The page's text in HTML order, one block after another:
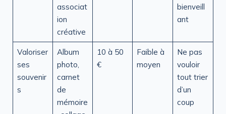
associat
ion
créative
bienveill
ant
Valoriser
ses
souvenir
s
Album
photo,
carnet
de
mémoire
10 à 50
€
Faible à
moyen
Ne pas
vouloir
tout trier
d’un
coup